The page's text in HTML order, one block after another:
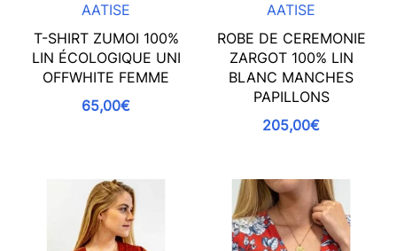
AATISE
T-SHIRT ZUMOI 100%
LIN ÉCOLOGIQUE UNI
OFFWHITE FEMME
65,00€
AATISE
ROBE DE CEREMONIE
ZARGOT 100% LIN
BLANC MANCHES
PAPILLONS
205,00€